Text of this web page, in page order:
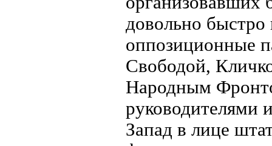
довольно быстро
оппозиционные
Свободой,
Народным
руководителями
Запад в лице